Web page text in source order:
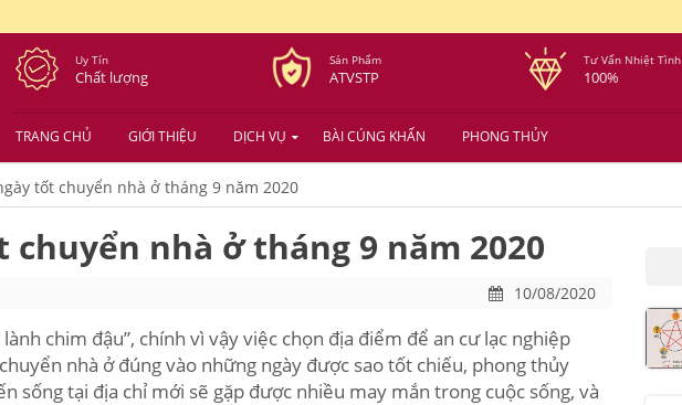
Uy Tín
Chất lượng
Sản Phẩm
ATVSTP
Tư Vấn Nhiệt Tình
100%
TRANG CHỦ GIỚI THIỆU DỊCH VỤ BÀI CÚNG KHẤN PHONG THỦY
tốt chuyển nhà ở tháng 9 năm 2020
chuyển nhà ở tháng 9 năm 2020
10/08/2020
chim đậu”, chính vì vậy việc chọn địa điểm để an cư lạc nghiệp
nhà ở đúng vào những ngày được sao tốt chiếu, phong thủy
sống tại địa chỉ mới sẽ gặp được nhiều may mắn trong cuộc sống, và